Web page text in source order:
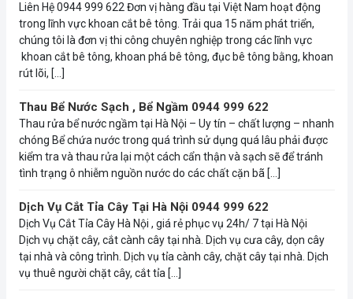
Liên Hệ 0944 999 622 Đơn vị hàng đầu tại Việt Nam hoạt động
trong lĩnh vực khoan cắt bê tông. Trải qua 15 năm phát triển,
chúng tôi là đơn vị thi công chuyên nghiệp trong các lĩnh vực
khoan cắt bê tông, khoan phá bê tông, đục bê tông bằng, khoan
rút lõi, […]
Thau Bể Nước Sạch , Bể Ngầm 0944 999 622
Thau rửa bể nước ngầm tại Hà Nội – Uy tín – chất lượng – nhanh
chóng Bể chứa nước trong quá trình sử dụng quá lâu phải được
kiểm tra và thau rửa lại một cách cẩn thận và sạch sẽ để tránh
tình trạng ô nhiễm nguồn nước do các chất cặn bã […]
Dịch Vụ Cắt Tỉa Cây Tại Hà Nội 0944 999 622
Dịch Vụ Cắt Tỉa Cây Hà Nội , giá rẻ phục vụ 24h/ 7 tại Hà Nội
Dịch vụ chặt cây, cắt cành cây tại nhà. Dịch vụ cưa cây, dọn cây
tại nhà và công trình. Dịch vụ tỉa cành cây, chặt cây tại nhà. Dịch
vụ thuê người chặt cây, cắt tỉa […]